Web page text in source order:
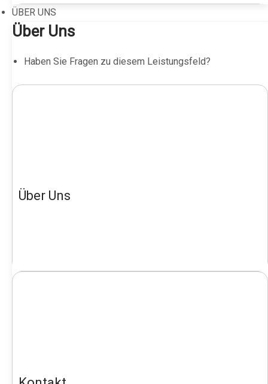
ÜBER UNS
Über Uns
Haben Sie Fragen zu diesem Leistungsfeld?
Über Uns